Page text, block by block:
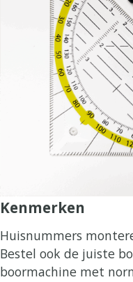
Kenmerken
Huisnummers
Bestel ook de juiste
boormachine met